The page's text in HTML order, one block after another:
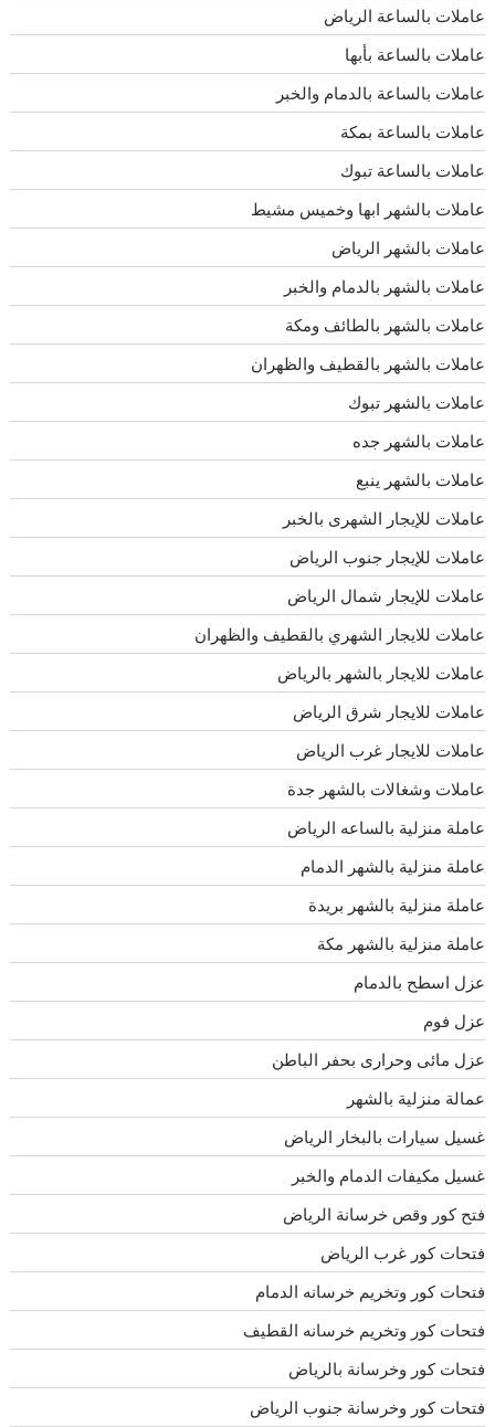
عاملات بالساعة الرياض
عاملات بالساعة بأبها
عاملات بالساعة بالدمام والخبر
عاملات بالساعة بمكة
عاملات بالساعة تبوك
عاملات بالشهر ابها وخميس مشيط
عاملات بالشهر الرياض
عاملات بالشهر بالدمام والخبر
عاملات بالشهر بالطائف ومكة
عاملات بالشهر بالقطيف والظهران
عاملات بالشهر تبوك
عاملات بالشهر جده
عاملات بالشهر ينبع
عاملات للإيجار الشهرى بالخبر
عاملات للإيجار جنوب الرياض
عاملات للإيجار شمال الرياض
عاملات للايجار الشهري بالقطيف والظهران
عاملات للايجار بالشهر بالرياض
عاملات للايجار شرق الرياض
عاملات للايجار غرب الرياض
عاملات وشغالات بالشهر جدة
عاملة منزلية بالساعه الرياض
عاملة منزلية بالشهر الدمام
عاملة منزلية بالشهر بريدة
عاملة منزلية بالشهر مكة
عزل اسطح بالدمام
عزل فوم
عزل مائى وحرارى بحفر الباطن
عمالة منزلية بالشهر
غسيل سيارات بالبخار الرياض
غسيل مكيفات الدمام والخبر
فتح كور وقص خرسانة الرياض
فتحات كور غرب الرياض
فتحات كور وتخريم خرسانه الدمام
فتحات كور وتخريم خرسانه القطيف
فتحات كور وخرسانة بالرياض
فتحات كور وخرسانة جنوب الرياض